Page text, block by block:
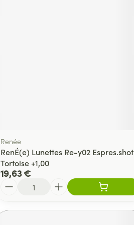
Renée
RenÉ(e) Lunettes Re-y02 Espres.shot
Tortoise +1,00
19,63 €